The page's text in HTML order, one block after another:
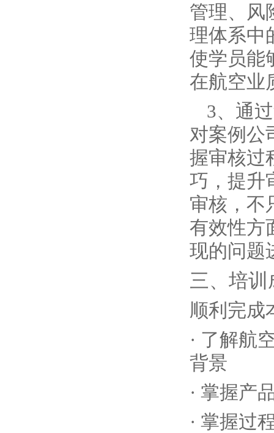
管理、风
理体系中
使学员能
在航空业
3、 通
对案例公
握审核过
巧，提升
审核，不
有效性方
现的问题
三、培训
顺利完成
· 了解航
背景
· 掌握产
· 掌握过